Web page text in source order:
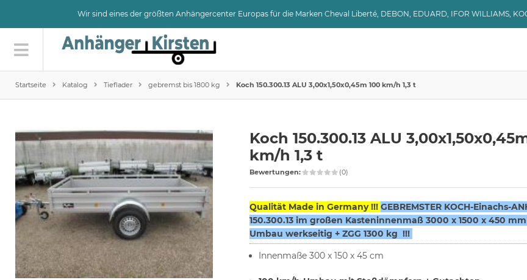
Wir sind eines der größten Anhängercenter Europas für die Marken Cheval Liberté, DEBON, EDUARD, IFOR WILLIAMS,
Startseite Katalog Tieflader gebremst bis 1800 kg Koch 150.300.13 ALU 3,00x1,50x0,45m 100 km/h 1,3 t
Koch 150.300.13 ALU
km/h 1,3 t
Bewertungen: (0)
Qualität Made in Germany !!! GEBREMSTER KOCH-Einachs-
150.300.13 im großen Kasteninnenmaß 3000 x 1500 x 450
Umbau werkseitig + ZGG 1300 kg !!!
Innenmaße 300 x 150 x 45 cm